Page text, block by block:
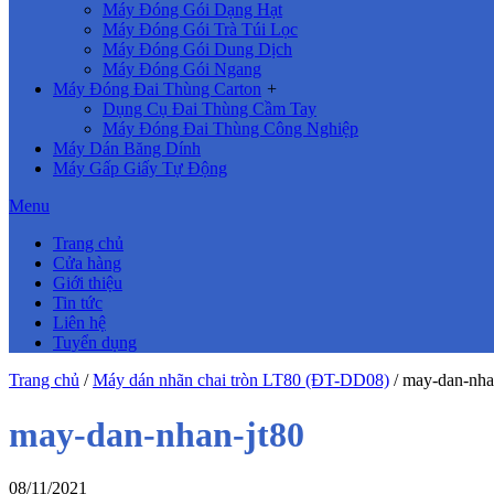
Máy Đóng Gói Dạng Hạt
Máy Đóng Gói Trà Túi Lọc
Máy Đóng Gói Dung Dịch
Máy Đóng Gói Ngang
Máy Đóng Đai Thùng Carton +
Dụng Cụ Đai Thùng Cầm Tay
Máy Đóng Đai Thùng Công Nghiệp
Máy Dán Băng Dính
Máy Gấp Giấy Tự Động
Menu
Trang chủ
Cửa hàng
Giới thiệu
Tin tức
Liên hệ
Tuyển dụng
Trang chủ /Máy dán nhãn chai tròn LT80 (ĐT-DD08) /may-dan-
may-dan-nhan-jt80
08/11/2021